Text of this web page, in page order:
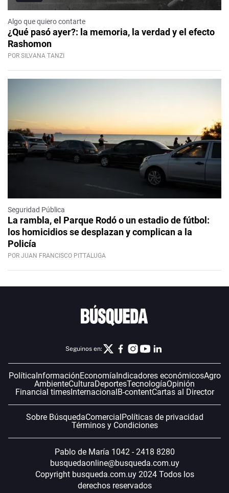
Algo que quiero contarte
¿Qué pasó ayer?: la memoria, la verdad y el efecto
Rashomon
POR SILVANA TANZI
Seguridad Pública
La rambla, el Parque Rodó o un estadio de fútbol:
los homicidios se desplazan y complican a la
Policía
POR JUAN FRANCISCO PITTALUGA
Seguinos en:
Política InformaciónEconomía Indicadores económicosAgro
AmbienteCulturaDeportesTecnologíaOpinión
Financial timesInternacional B-contentCartas al Director
Sobre BúsquedaComercial Políticas de privacidad
Términos y Condiciones
Pablo de María 1042 - 2418 8280
busquedaonline@busqueda.com.uy
Copyright busqueda.com.uy 2024 Todos los
derechos reservados